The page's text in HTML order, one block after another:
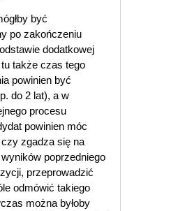
być
po zakończeniu
dodatkowej
także czas tego
powinien być
do 2 lat), a w
procesu
powinien móc
zgadza się na
poprzedniego
przeprowadzić
odmówić takiego
można byłoby